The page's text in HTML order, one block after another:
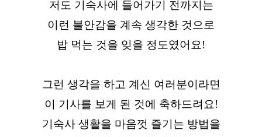
저도 기숙사에 들어가기 전까지는
이런 불안감을 계속 생각한 것으로
밥 먹는 것을 잊을 정도였어요!
그런 생각을 하고 계신 여러분이라면
이 기사를 보게 된 것에 축하드려요!
기숙사 생활을 마음껏 즐기는 방법을